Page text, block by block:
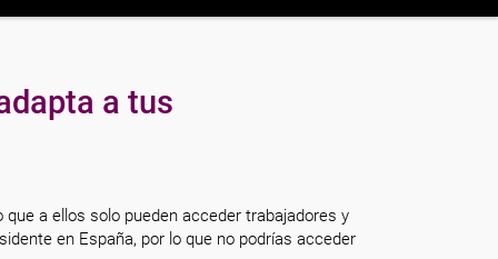
a tus
a ellos solo pueden acceder trabajadores y
en España, por lo que no podrías acceder